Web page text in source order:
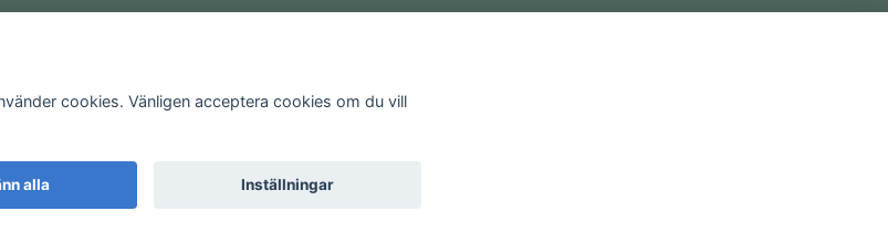
cookies. Vänligen acceptera cookies om du vill
alla Inställningar